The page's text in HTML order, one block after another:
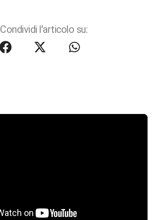
Condividi l'articolo su: